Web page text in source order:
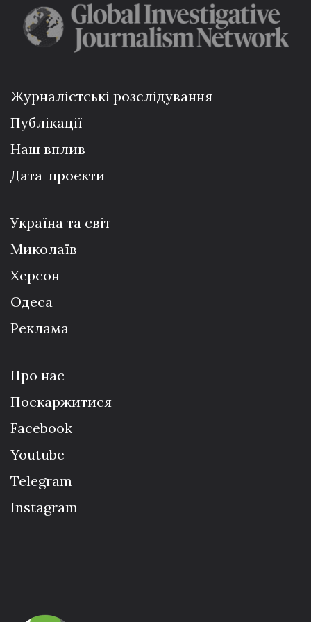
Журналістські розслідування
Публікації
Наш вплив
Дата-проєкти
Україна та світ
Миколаїв
Херсон
Одеса
Реклама
Про нас
Поскаржитися
Facebook
Youtube
Telegram
Instagram